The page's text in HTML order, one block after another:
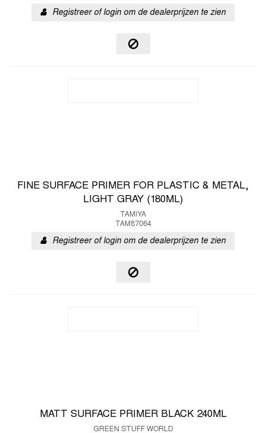
Registreer of login om de dealerprijzen te zien
FINE SURFACE PRIMER FOR PLASTIC & METAL,
LIGHT GRAY (180ML)
TAMIYA
TAM87064
Registreer of login om de dealerprijzen te zien
MATT SURFACE PRIMER BLACK 240ML
GREEN STUFF WORLD